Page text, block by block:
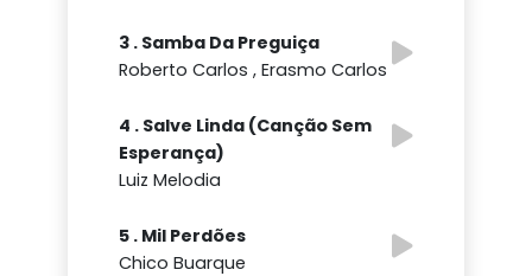
3 . Samba Da Preguiça
Roberto Carlos , Erasmo Carlos
4 . Salve Linda (Canção Sem
Esperança)
Luiz Melodia
5 . Mil Perdões
Chico Buarque